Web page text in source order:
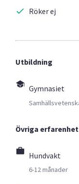
Röker ej
Utbildning
Gymnasiet
Övriga
Hundvakt
6-12 månader